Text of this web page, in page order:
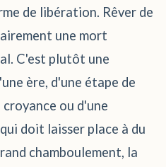
de libération. Rêver de
une mort
C'est plutôt une
ère, d'une étape de
ou d'une
doit laisser place à du
chamboulement, la